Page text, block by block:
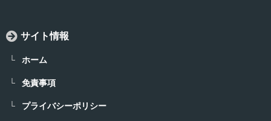
サイト情報
ホーム
免責事項
プライバシーポリシー